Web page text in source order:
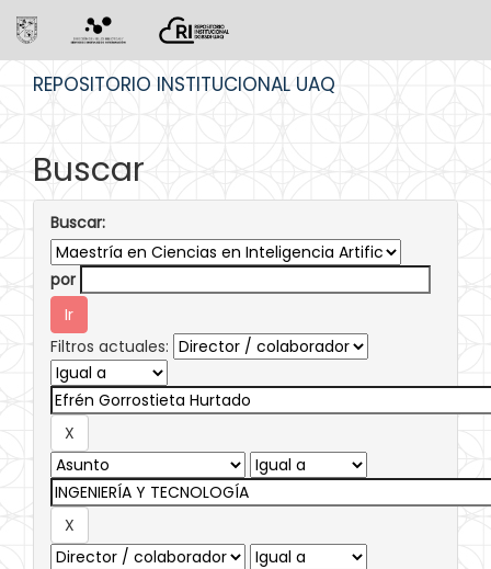
REPOSITORIO INSTITUCIONAL UAQ
Buscar
Buscar:
por
Filtros actuales: